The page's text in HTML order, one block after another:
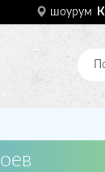
шоурум